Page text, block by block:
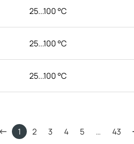
25...100 °C
25...100 °C
25...100 °C
1 2 3 4 5 … 43